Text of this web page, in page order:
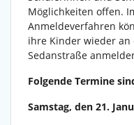
Möglichkeiten offen.
Anmeldeverfahren
ihre Kinder wieder an
Sedanstraße
Folgende Termine
Samstag, den 21.